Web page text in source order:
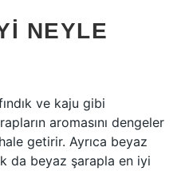
NEYLE
ve kaju gibi
aromasını dengeler
getirir. Ayrıca beyaz
da beyaz şarapla en iyi